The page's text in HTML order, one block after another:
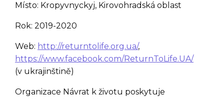
Místo: Kropyvnyckyj, Kirovohradská oblast
Rok: 2019-2020
Web: http://returntolife.org.ua/,
https://www.facebook.com/ReturnToLife.UA/
(v ukrajinštině)
Organizace Návrat k životu poskytuje